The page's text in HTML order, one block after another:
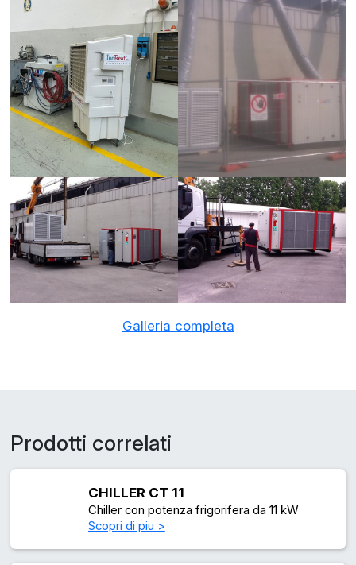
Galleria completa
Prodotti correlati
CHILLER CT 11
Chiller con potenza frigorifera da 11 kW
Scopri di piu >